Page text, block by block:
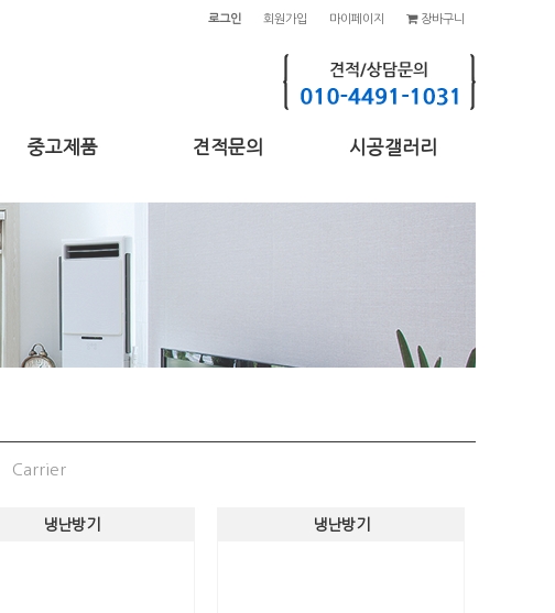
장바구니
마이페이지
회원가입
로그인
중고제품 견적문의 시공갤러리
Carrier
냉난방기 냉난방기